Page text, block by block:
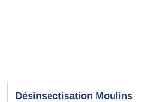
Désinsectisation Moulins